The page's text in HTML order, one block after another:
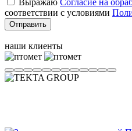
Выражаю Согласие на
соответствии с условиями
Отправить
наши клиенты